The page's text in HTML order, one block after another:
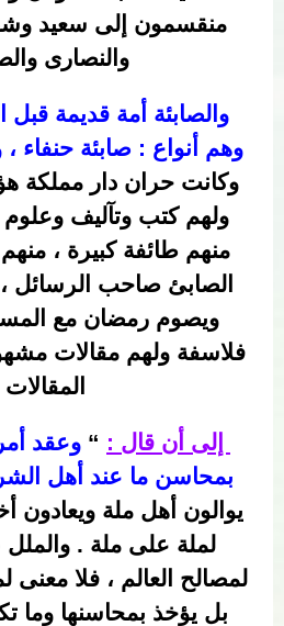
منقسمون إلى سعيد
والنصارى
والصابئة أمة قديمة قبل
وهم أنواع : صابئة حنفاء
وكانت حران دار مملكة
ولهم كتب وتآليف وعلوم
منهم طائفة كبيرة ،
الصابئ صاحب الرسائل
ويصوم رمضان مع
فلاسفة ولهم مقالات
إلى أن قال : “ وعقد
بمحاسن ما عند أهل
يوالون أهل ملة ويعادون
لملة على ملة .
لمصالح العالم ، فلا معنى
بل يؤخذ بمحاسنها وما